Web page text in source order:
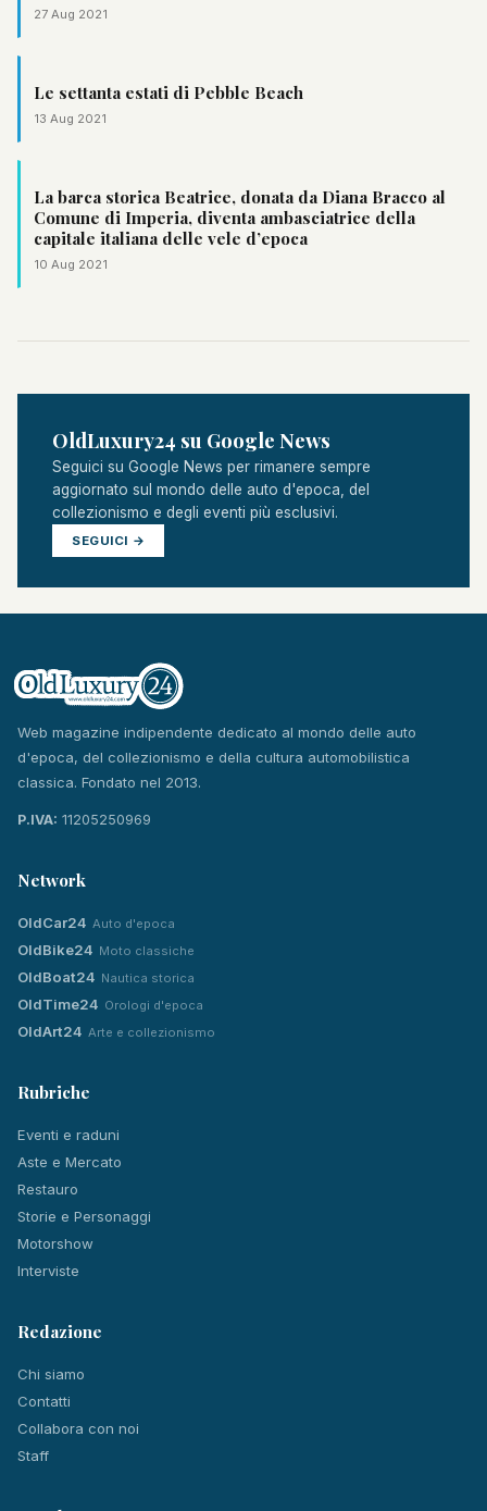
27 Aug 2021
Le settanta estati di Pebble Beach
13 Aug 2021
La barca storica Beatrice, donata da Diana Bracco al
Comune di Imperia, diventa ambasciatrice della
capitale italiana delle vele d’epoca
10 Aug 2021
OldLuxury24 su Google News
Seguici su Google News per rimanere sempre
aggiornato sul mondo delle auto d'epoca, del
collezionismo e degli eventi più esclusivi.
SEGUICI →
Web magazine indipendente dedicato al mondo delle auto
d'epoca, del collezionismo e della cultura automobilistica
classica. Fondato nel 2013.
P.IVA: 11205250969
Network
OldCar24 Auto d'epoca
OldBike24 Moto classiche
OldBoat24 Nautica storica
OldTime24 Orologi d'epoca
OldArt24 Arte e collezionismo
Rubriche
Eventi e raduni
Aste e Mercato
Restauro
Storie e Personaggi
Motorshow
Interviste
Redazione
Chi siamo
Contatti
Collabora con noi
Staff